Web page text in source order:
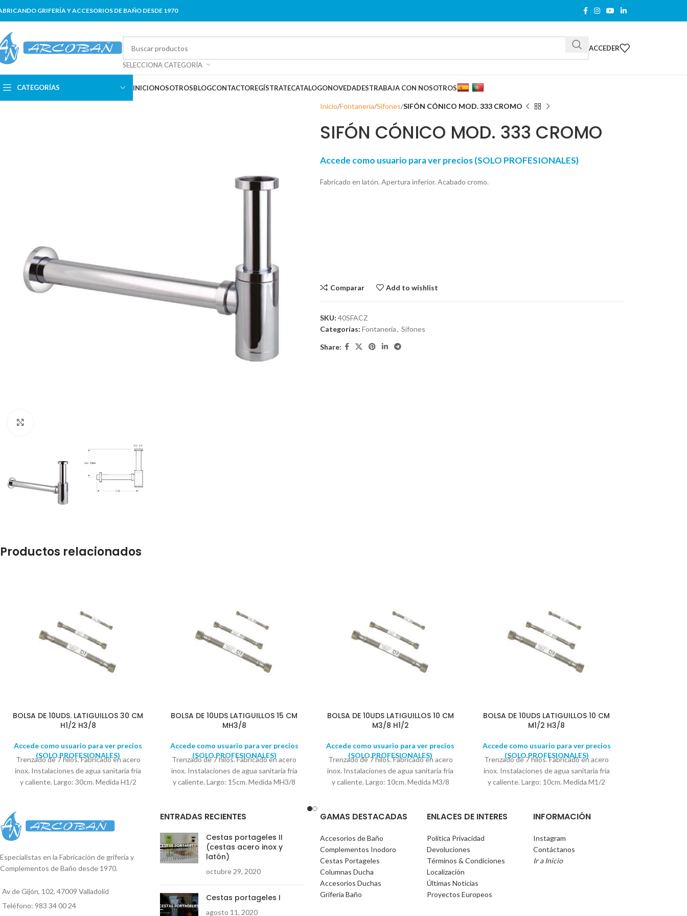
GRIFERÍA Y ACCESORIOS DE BAÑO DESDE 1970
SELECCIONA CATEGORÍA
ACCEDER
CATEGORÍAS INICIONOSOTROSBLOGCONTACTOREGÍSTRATECATALOGONOVEDADESTRABAJA CON NOSOTROS
Inicio Fontanería Sifones SIFÓN CÓNICO MOD. 333 CROMO
SIFÓN CÓNICO MOD. 333 CROMO
Accede como usuario para ver precios (SOLO PROFESIONALES)
Fabricado en latón. Apertura inferior. Acabado cromo.
Comparar Add to wishlist
SKU: 40SFACZ
Categorías: Fontanería, Sifones
Share:
Productos relacionados
BOLSA DE 10UDS. LATIGUILLOS 30 CM
H1/2 H3/8
Accede como usuario para ver precios
(SOLO PROFESIONALES)
Trenzado de 7 hilos. Fabricado en acero
inox. Instalaciones de agua sanitaria fría
y caliente. Largo: 30cm. Medida H1/2
BOLSA DE 10UDS LATIGUILLOS 15 CM
MH3/8
Accede como usuario para ver precios
(SOLO PROFESIONALES)
Trenzado de 7 hilos. Fabricado en acero
inox. Instalaciones de agua sanitaria fría
y caliente. Largo: 15cm. Medida MH3/8
BOLSA DE 10UDS LATIGUILLOS 10 CM
M3/8 H1/2
Accede como usuario para ver precios
(SOLO PROFESIONALES)
Trenzado de 7 hilos. Fabricado en acero
inox. Instalaciones de agua sanitaria fría
y caliente. Largo: 10cm. Medida M3/8
BOLSA DE 10UDS LATIGUILLOS 10 CM
M1/2 H3/8
Accede como usuario para ver precios
(SOLO PROFESIONALES)
Trenzado de 7 hilos. Fabricado en acero
inox. Instalaciones de agua sanitaria fría
y caliente. Largo: 10cm. Medida M1/2
Especialistas en la Fabricación de grifería y
Complementos de Baño desde 1970.
Av de Gijón, 102, 47009 Valladolid
Teléfono: 983 34 00 24
ENTRADAS RECIENTES
Cestas portageles II
(cestas acero inox y
latón)
octubre 29, 2020
Cestas portageles I
agosto 11, 2020
GAMAS DESTACADAS
Accesorios de Baño
Complementos Inodoro
Cestas Portageles
Columnas Ducha
Accesorios Duchas
Grifería Baño
ENLACES DE INTERES
Política Privacidad
Devoluciones
Términos & Condiciones
Localización
Últimas Noticias
Proyectos Europeos
INFORMACIÓN
Instagram
Contáctanos
Ir a Inicio